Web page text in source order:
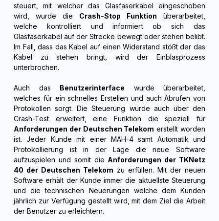
steuert, mit welcher das Glasfaserkabel eingeschoben
wird, wurde die Crash-Stop Funktion überarbeitet,
welche kontrolliert und informiert ob sich das
Glasfaserkabel auf der Strecke bewegt oder stehen belibt.
Im Fall, dass das Kabel auf einen Widerstand stößt der das
Kabel zu stehen bringt, wird der Einblasprozess
unterbrochen.
Auch das Benutzerinterface wurde überarbeitet,
welches für ein schnelles Erstellen und auch Abrufen von
Protokollen sorgt. Die Steuerung wurde auch über den
Crash-Test erweitert, eine Funktion die speziell für
Anforderungen der Deutschen Telekom erstellt worden
ist. Jeder Kunde mit einer MAH-4 samt Automatik und
Protokollierung ist in der Lage die neue Software
aufzuspielen und somit die Anforderungen der TKNetz
40 der Deutschen Telekom zu erfüllen. Mit der neuen
Software erhält der Kunde immer die aktuellste Steuerung
und die technischen Neuerungen welche dem Kunden
jährlich zur Verfügung gestellt wird, mit dem Ziel die Arbeit
der Benutzer zu erleichtern.